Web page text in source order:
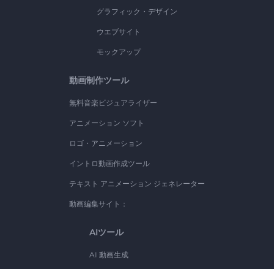
グラフィック・デザイン
ウエブサイト
モックアップ
動画制作ツール
無料音楽ビジュアライザー
アニメーション ソフト
ロゴ・アニメーション
イントロ動画作成ツール
テキスト アニメーション ジェネレーター
動画編集サイト：
AIツール
AI 動画生成